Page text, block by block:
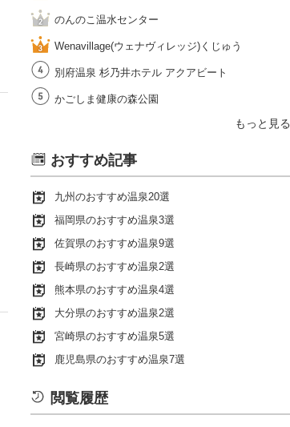
のんのこ温水センター
Wenavillage(ウェナヴィレッジ)くじゅう
別府温泉 杉乃井ホテル アクアビート
かごしま健康の森公園
もっと見る
おすすめ記事
九州のおすすめ温泉20選
福岡県のおすすめ温泉3選
佐賀県のおすすめ温泉9選
長崎県のおすすめ温泉2選
熊本県のおすすめ温泉4選
大分県のおすすめ温泉2選
宮崎県のおすすめ温泉5選
鹿児島県のおすすめ温泉7選
閲覧履歴